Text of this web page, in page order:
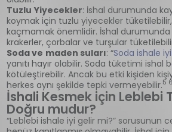
Tuzlu Yiyecekler: İshal durumunda
koymak için tuzlu yiyecekler tüketilebilir,
kaçmamak önemlidir. İshal
krakerler, çorbalar ve turşular
Soda ve maden suları: “Soda ishale
yanıtı hayır olabilir. Soda tüketimi ishal
kötüleştirebilir. Ancak bu etki kişiden
herkes aynı şekilde tepki vermeyebilir.5
İshali Kesmek için Leblebi
Doğru mudur?
“Leblebi ishale iyi gelir mi?” sorusunun